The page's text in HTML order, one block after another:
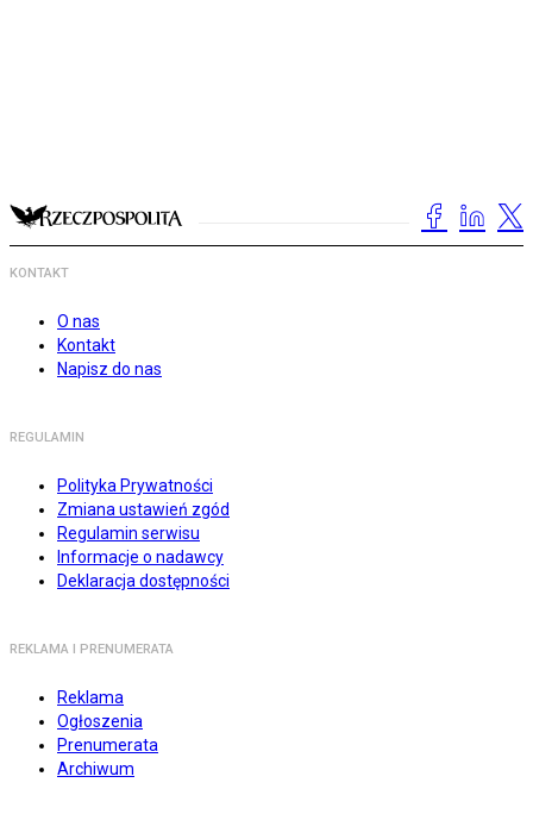
KONTAKT
O nas
Kontakt
Napisz do nas
REGULAMIN
Polityka Prywatności
Zmiana ustawień zgód
Regulamin serwisu
Informacje o nadawcy
Deklaracja dostępności
REKLAMA I PRENUMERATA
Reklama
Ogłoszenia
Prenumerata
Archiwum